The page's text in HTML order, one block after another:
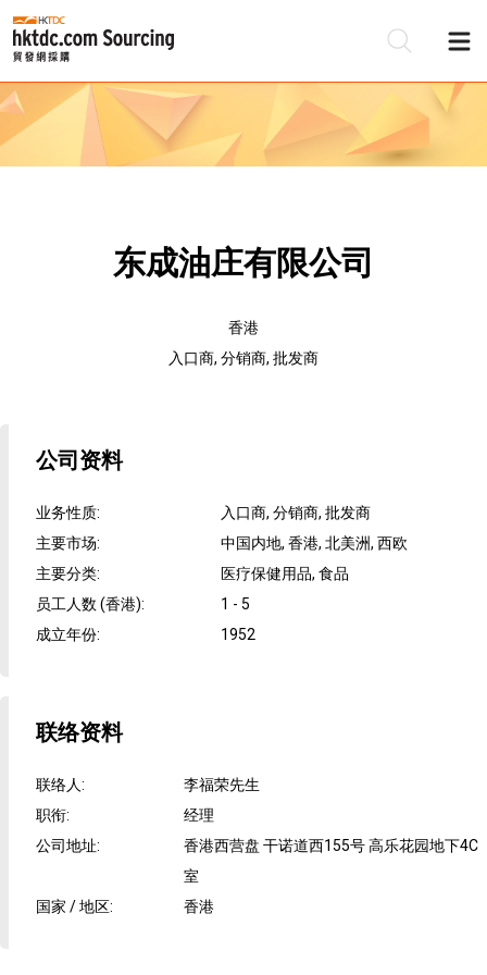
东成油庄有限公司
香港
入口商, 分销商, 批发商
公司资料
业务性质:
入口商, 分销商, 批发商
主要市场:
中国内地, 香港, 北美洲, 西欧
主要分类:
医疗保健用品, 食品
员工人数 (香港):
1 - 5
成立年份: 1952
联络资料
联络人:
李福荣先生
职衔:
经理
公司地址:
香港西营盘 干诺道西155号 高乐花园地下4C
室
国家 / 地区: 香港